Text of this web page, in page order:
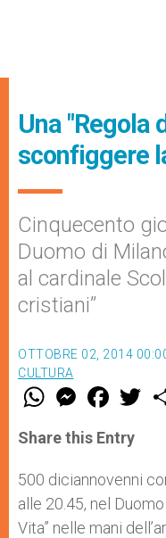
Una "Regola
sconfiggere
Cinquecento
Duomo di
al cardinale
cristiani”
OTTOBRE 02, 2014
CULTURA
W
t
s
p
p
M
e
s
e
g
e
r
F
a
e
b
o
k
w
r
Share this Entry
500 diciannovenni
alle 20.45, nel
Vita” nelle mani